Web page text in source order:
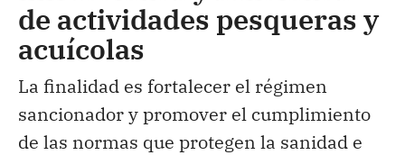
de actividades pesqueras y
acuícolas
La finalidad es fortalecer el régimen
sancionador y promover el cumplimiento
de las normas que protegen la sanidad e